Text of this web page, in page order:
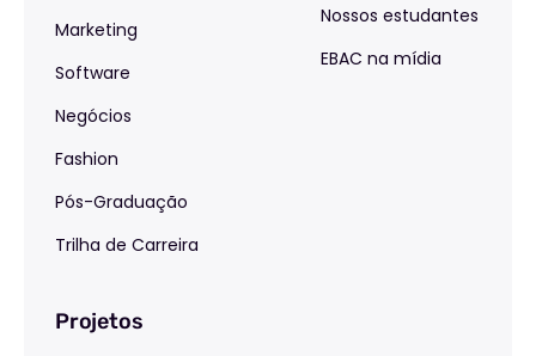
Marketing
Software
Negócios
Fashion
Pós-Graduação
Trilha de Carreira
Nossos estudantes
EBAC na mídia
Projetos